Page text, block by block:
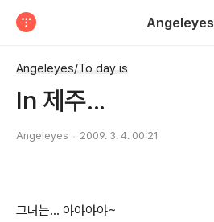
Angeleyes
Angeleyes/To day is
In 제주...
Angeleyes 2009. 3. 4. 00:21
그녀는... 야야야야~